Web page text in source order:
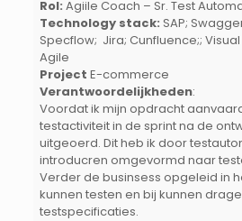
Rol: Agiile Coach – Sr. Test
Technology stack: SAP;
Specflow; Jira; Cunfluence;;
Agile
ProjectE-commerce
Verantwoordelijkheden:
Voordat ik mijn opdracht
testactiviteit in de sprint na de
uitgeoerd. Dit heb ik door
introducren omgevormd naar
Verder de businsess opgeleid in
kunnen testen en bij kunnen
testspecificaties.